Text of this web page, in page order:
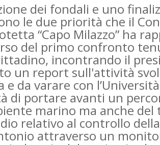
dei fondali e uno
le due priorità che il
“Capo Milazzo” ha
del primo confronto
incontrando il
un report sull'attività
da varare con
di portare avanti un
marino ma anche
relativo al controllo
attraverso un